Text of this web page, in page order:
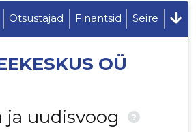
Otsustajad Finantsid Seire
OÜ
ja uudisvoog ?